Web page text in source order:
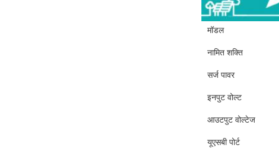
मॉडल
नामित शक्ति
सर्ज पावर
इनपुट वोल्ट
आउटपुट वोल्टेज
यूएसबी पोर्ट